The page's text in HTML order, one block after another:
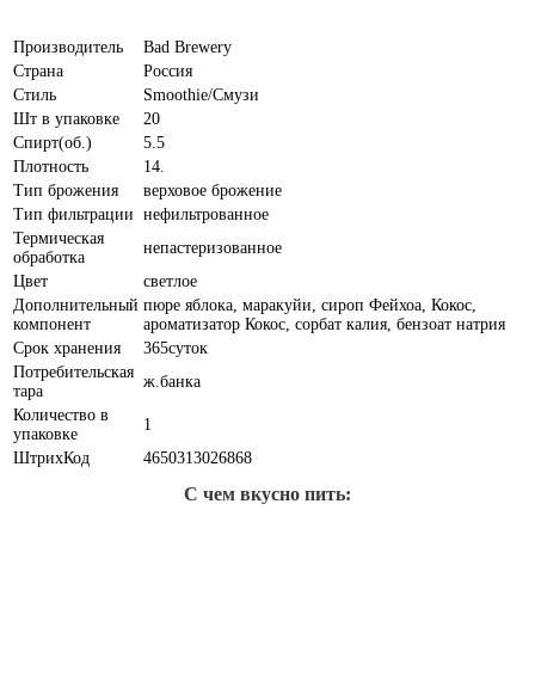
Производитель
Bad Brewery
Страна
Россия
Стиль
Smoothie/Смузи
Шт в упаковке
20
Спирт(об.)
5.5
Плотность
14.
Тип брожения
верховое брожение
Тип фильтрации нефильтрованное
Термическая
обработка
непастеризованное
Цвет
светлое
Дополнительный
компонент
пюре яблока, маракуйи, сироп Фейхоа, Кокос,
ароматизатор Кокос, сорбат калия, бензоат натрия
Срок хранения
365суток
Потребительская
тара
ж.банка
Количество в
упаковке
1
ШтрихКод
4650313026868
С чем вкусно пить: